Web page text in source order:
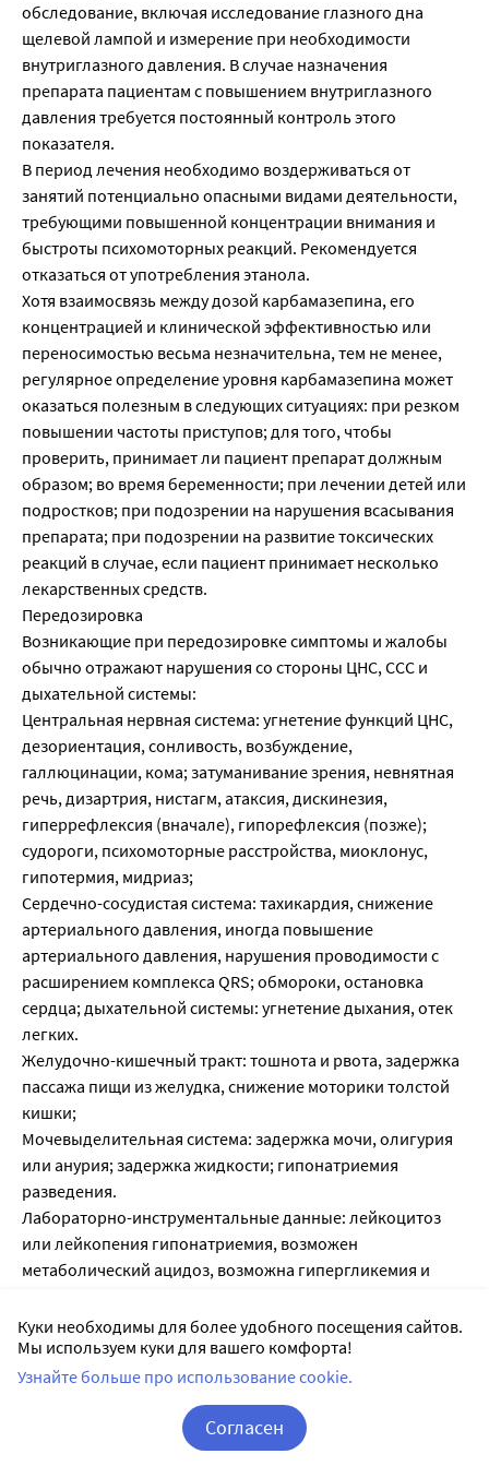
обследование, включая исследование глазного дна
щелевой лампой и измерение при необходимости
внутриглазного давления. В случае назначения
препарата пациентам с повышением внутриглазного
давления требуется постоянный контроль этого
показателя.
В период лечения необходимо воздерживаться от
занятий потенциально опасными видами деятельности,
требующими повышенной концентрации внимания и
быстроты психомоторных реакций. Рекомендуется
отказаться от употребления этанола.
Хотя взаимосвязь между дозой карбамазепина, его
концентрацией и клинической эффективностью или
переносимостью весьма незначительна, тем не менее,
регулярное определение уровня карбамазепина может
оказаться полезным в следующих ситуациях: при резком
повышении частоты приступов; для того, чтобы
проверить, принимает ли пациент препарат должным
образом; во время беременности; при лечении детей или
подростков; при подозрении на нарушения всасывания
препарата; при подозрении на развитие токсических
реакций в случае, если пациент принимает несколько
лекарственных средств.
Передозировка
Возникающие при передозировке симптомы и жалобы
обычно отражают нарушения со стороны ЦНС, ССС и
дыхательной системы:
Центральная нервная система: угнетение функций ЦНС,
дезориентация, сонливость, возбуждение,
галлюцинации, кома; затуманивание зрения, невнятная
речь, дизартрия, нистагм, атаксия, дискинезия,
гиперрефлексия (вначале), гипорефлексия (позже);
судороги, психомоторные расстройства, миоклонус,
гипотермия, мидриаз;
Сердечно-сосудистая система: тахикардия, снижение
артериального давления, иногда повышение
артериального давления, нарушения проводимости с
расширением комплекса QRS; обмороки, остановка
сердца; дыхательной системы: угнетение дыхания, отек
легких.
Желудочно-кишечный тракт: тошнота и рвота, задержка
пассажа пищи из желудка, снижение моторики толстой
кишки;
Мочевыделительная система: задержка мочи, олигурия
или анурия; задержка жидкости; гипонатриемия
разведения.
Лабораторно-инструментальные данные: лейкоцитоз
или лейкопения гипонатриемия, возможен
метаболический ацидоз, возможна гипергликемия и
креатинфосфокиназы.
Лекарственное взаимодействие
Карбамазепин усиливает активность микросомальных
ферментов печени и может снижать действие отдельных
Куки необходимы для более удобного посещения сайтов.
Мы используем куки для вашего комфорта!
Узнайте больше про использование cookie.
Согласен